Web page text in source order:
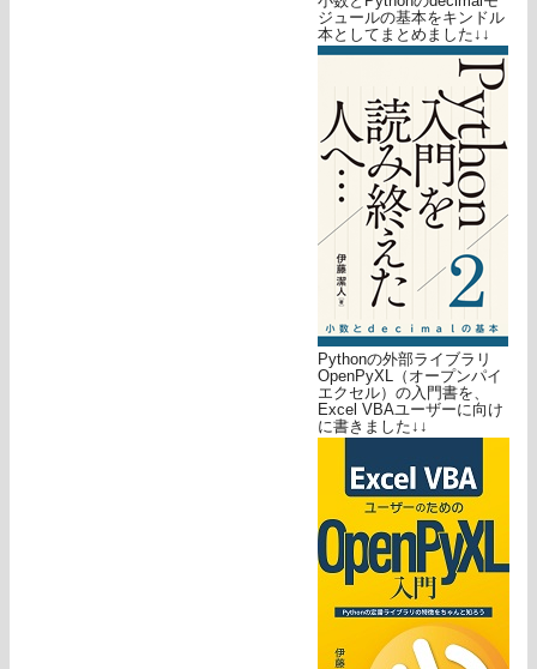
ジュールの基本をキンドル
本としてまとめました↓↓
Pythonの外部ライブラリ
OpenPyXL（オープンパイ
エクセル）の入門書を、
Excel VBAユーザーに向け
に書きました↓↓